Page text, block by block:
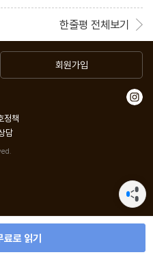
한줄평 전체보기
료로 읽기
회원가입
정책
담